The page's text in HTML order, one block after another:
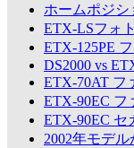
ホームポジシ
ETX-LSフォ
ETX-125PE
DS2000 vs
ETX-70AT フ
ETX-90EC フ
ETX-90EC セ
2002年モデ